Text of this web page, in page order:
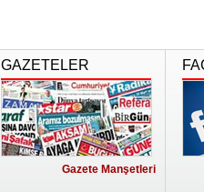
GAZETELER
Gazete Manşetleri